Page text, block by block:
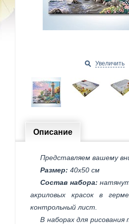
Увеличить
Описание
Представляем вашему
Размер: 40х50 см
Состав набора:
акриловых красок в
контрольный лист.
В наборах для